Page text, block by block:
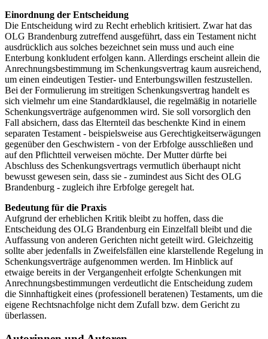
Einordnung der Entscheidung
Die Entscheidung wird zu Recht erheblich kritisiert. Zwar hat das
OLG Brandenburg zutreffend ausgeführt, dass ein Testament nicht
ausdrücklich aus solches bezeichnet sein muss und auch eine
Enterbung konkludent erfolgen kann. Allerdings erscheint allein die
Anrechnungsbestimmung im Schenkungsvertrag kaum ausreichend,
um einen eindeutigen Testier- und Enterbungswillen festzustellen.
Bei der Formulierung im streitigen Schenkungsvertrag handelt es
sich vielmehr um eine Standardklausel, die regelmäßig in notarielle
Schenkungsverträge aufgenommen wird. Sie soll vorsorglich den
Fall absichern, dass das Elternteil das beschenkte Kind in einem
separaten Testament - beispielsweise aus Gerechtigkeitserwägungen
gegenüber den Geschwistern - von der Erbfolge ausschließen und
auf den Pflichtteil verweisen möchte. Der Mutter dürfte bei
Abschluss des Schenkungsvertrags vermutlich überhaupt nicht
bewusst gewesen sein, dass sie - zumindest aus Sicht des OLG
Brandenburg - zugleich ihre Erbfolge geregelt hat.
Bedeutung für die Praxis
Aufgrund der erheblichen Kritik bleibt zu hoffen, dass die
Entscheidung des OLG Brandenburg ein Einzelfall bleibt und die
Auffassung von anderen Gerichten nicht geteilt wird. Gleichzeitig
sollte aber jedenfalls in Zweifelsfällen eine klarstellende Regelung in
Schenkungsverträge aufgenommen werden. Im Hinblick auf
etwaige bereits in der Vergangenheit erfolgte Schenkungen mit
Anrechnungsbestimmungen verdeutlicht die Entscheidung zudem
die Sinnhaftigkeit eines (professionell beratenen) Testaments, um die
eigene Rechtsnachfolge nicht dem Zufall bzw. dem Gericht zu
überlassen.